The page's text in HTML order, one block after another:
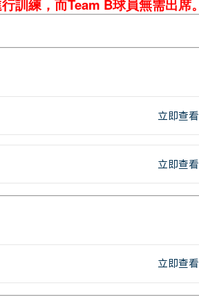
訓練，而Team B球員無需出席。
立即查看
立即查看
立即查看